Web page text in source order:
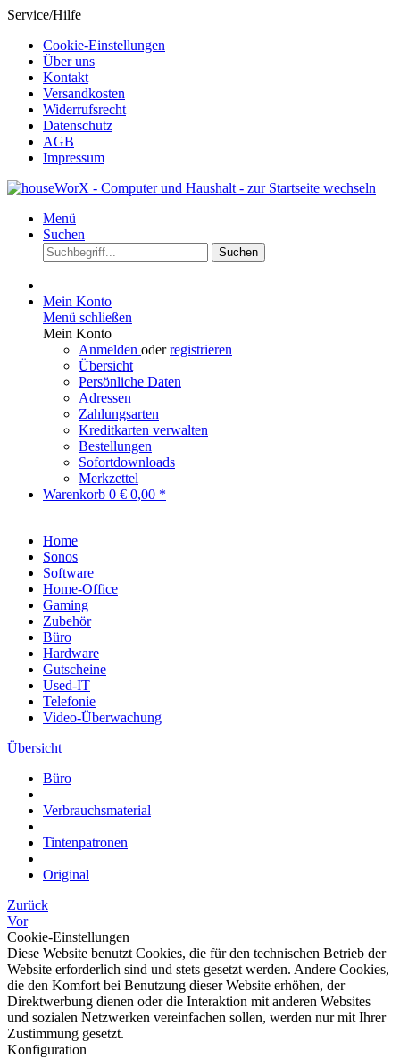
Service/Hilfe
Cookie-Einstellungen
Über uns
Kontakt
Versandkosten
Widerrufsrecht
Datenschutz
AGB
Impressum
Menü
Suchen
Suchen
Mein Konto
Menü schließen
Mein Konto
Anmelden oderregistrieren
Übersicht
Persönliche Daten
Adressen
Zahlungsarten
Kreditkarten verwalten
Bestellungen
Sofortdownloads
Merkzettel
Warenkorb 0 € 0,00 *
Home
Sonos
Software
Home-Office
Gaming
Zubehör
Büro
Hardware
Gutscheine
Used-IT
Telefonie
Video-Überwachung
Übersicht
Büro
Verbrauchsmaterial
Tintenpatronen
Original
Zurück
Vor
Cookie-Einstellungen
Diese Website benutzt Cookies, die für den technischen Betrieb der
Website erforderlich sind und stets gesetzt werden. Andere Cookies,
die den Komfort bei Benutzung dieser Website erhöhen, der
Direktwerbung dienen oder die Interaktion mit anderen Websites
und sozialen Netzwerken vereinfachen sollen, werden nur mit Ihrer
Zustimmung gesetzt.
Konfiguration